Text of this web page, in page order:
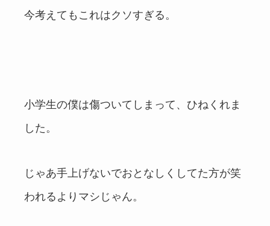
今考えてもこれはクソすぎる。
小学生の僕は傷ついてしまって、ひねくれま
した。
じゃあ手上げないでおとなしくしてた方が笑
われるよりマシじゃん。